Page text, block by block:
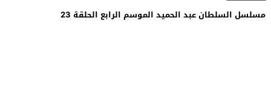
مسلسل السلطان عبد الحميد الموسم الرابع الحلقة 23